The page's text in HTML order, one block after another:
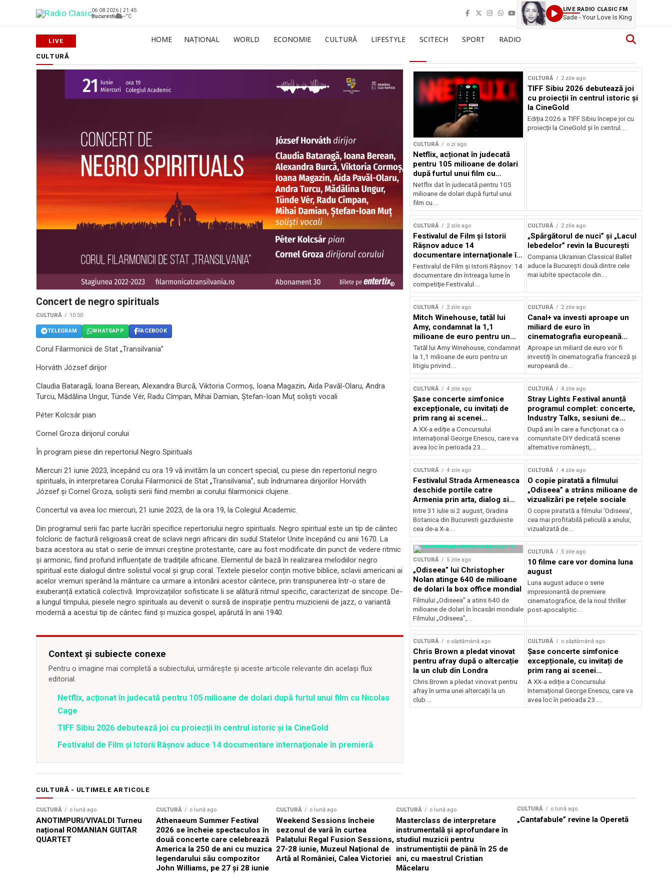
06.08.2026 | 21:45
Bucuresti
--°C
LIVE RADIO CLASIC FM
Sade - Your Love Is King
HOME NAȚIONAL WORLD ECONOMIE CULTURĂ LIFESTYLE SCITECH SPORT RADIO
CULTURĂ
Concert de negro spirituals
CULTURĂ 10:50
TELEGRAM WHATSAPP FACEBOOK
Corul Filarmonicii de Stat „Transilvania”
Horváth József dirijor
Claudia Bataragă, Ioana Berean, Alexandra Burcă, Viktoria Cormoș, Ioana Magazin, Aida Pavăl-Olaru, Andra
Turcu, Mădălina Ungur, Tünde Vér, Radu Cîmpan, Mihai Damian, Ștefan-Ioan Muț solişti vocali
Péter Kolcsár pian
Cornel Groza dirijorul corului
În program piese din repertoriul Negro Spirituals
Miercuri 21 iunie 2023, începând cu ora 19 vă invităm la un concert special, cu piese din repertoriul negro
spirituals, în interpretarea Corului Filarmonicii de Stat „Transilvania”, sub îndrumarea dirijorilor Horváth
József și Cornel Groza, soliștii serii fiind membri ai corului filarmonicii clujene.
Concertul va avea loc miercuri, 21 iunie 2023, de la ora 19, la Colegiul Academic.
Din programul serii fac parte lucrări specifice repertoriului negro spirituals. Negro spiritual este un tip de cântec
folcloric de factură religioasă creat de sclavii negri africani din sudul Statelor Unite începând cu anii 1670. La
baza acestora au stat o serie de imnuri creştine protestante, care au fost modificate din punct de vedere ritmic
şi armonic, fiind profund influențate de tradiţiile africane. Elementul de bază în realizarea melodiilor negro
spiritual este dialogul dintre solistul vocal şi grup coral. Textele pieselor conțin motive biblice, sclavii americani ai
acelor vremuri sperând la mântuire ca urmare a intonării acestor cântece, prin transpunerea într-o stare de
exuberanță extatică colectivă. Improvizațiilor sofisticate li se alătură ritmul specific, caracterizat de sincope. De-
a lungul timpului, piesele negro spirituals au devenit o sursă de inspirație pentru muzicienii de jazz, o variantă
modernă a acestui tip de cântec fiind și muzica gospel, apărută în anii 1940.
Context și subiecte conexe
Pentru o imagine mai completă a subiectului, urmărește și aceste articole relevante din același flux
editorial.
Netflix, acționat în judecată pentru 105 milioane de dolari după furtul unui film cu Nicolas
Cage
TIFF Sibiu 2026 debutează joi cu proiecții în centrul istoric și la CineGold
Festivalul de Film şi Istorii Râşnov aduce 14 documentare internaţionale în premieră
CULTURĂ o zi ago
Netflix, acționat în judecată
pentru 105 milioane de dolari
după furtul unui film cu
Nicolas Cage
Netflix dat în judecată pentru 105
milioane de dolari după furtul unui
film cu...
CULTURĂ 2 zile ago
TIFF Sibiu 2026 debutează joi
cu proiecții în centrul istoric și
la CineGold
Ediția 2026 a TIFF Sibiu începe joi cu
proiecții la CineGold și în centrul...
CULTURĂ 2 zile ago
Festivalul de Film şi Istorii
Râşnov aduce 14
documentare internaţionale în
premieră
Festivalul de Film şi Istorii Râşnov: 14
documentare din întreaga lume în
competiţie Festivalul...
CULTURĂ 2 zile ago
„Spărgătorul de nuci” și „Lacul
lebedelor” revin la București
Compania Ukrainian Classical Ballet
aduce la București două dintre cele
mai iubite spectacole din...
CULTURĂ 2 zile ago
Mitch Winehouse, tatăl lui
Amy, condamnat la 1,1
milioane de euro pentru un
litigiu pierdut
Tatăl lui Amy Winehouse, condamnat
la 1,1 milioane de euro pentru un
litigiu privind...
CULTURĂ 2 zile ago
Canal+ va investi aproape un
miliard de euro în
cinematografia europeană
până în 2032
Aproape un miliard de euro vor fi
investiți în cinematografia franceză și
europeană de...
CULTURĂ 4 zile ago
Șase concerte simfonice
excepționale, cu invitați de
prim rang ai scenei
internaționale și ansambluri
orchestrale românești de
prestigiu, în programul
Concursului Enescu 2026
A XX-a ediție a Concursului
Internațional George Enescu, care va
avea loc în perioada 23...
CULTURĂ 4 zile ago
Stray Lights Festival anunță
programul complet: concerte,
Industry Talks, sesiuni de
audiție și noi opțiuni de
participare pentru public
După ani în care a funcționat ca o
comunitate DIY dedicată scenei
alternative românești,...
CULTURĂ 4 zile ago
Festivalul Strada Armeneasca
deschide portile catre
Armenia prin arta, dialog si
patrimoniu, intre 31 iulie si 2
august, la Gradina Botanica din
Bucuresti
Intre 31 iulie si 2 august, Gradina
Botanica din Bucuresti gazduieste
cea de-a X-a...
CULTURĂ 4 zile ago
O copie piratată a filmului
„Odiseea” a strâns milioane de
vizualizări pe rețele sociale
O copie piratată a filmului 'Odiseea',
cea mai profitabilă peliculă a anului,
vizualizată de...
CULTURĂ 5 zile ago
„Odiseea” lui Christopher
Nolan atinge 640 de milioane
de dolari la box office mondial
Filmului „Odiseea” a atins 640 de
milioane de dolari în încasări mondiale
Filmului „Odiseea”,...
CULTURĂ 5 zile ago
10 filme care vor domina luna
august
Luna august aduce o serie
impresionantă de premiere
cinematografice, de la noul thriller
post-apocaliptic...
CULTURĂ o săptămână ago
Chris Brown a pledat vinovat
pentru afray după o altercație
la un club din Londra
Chris Brown a pledat vinovat pentru
afray în urma unei altercații la un
club...
CULTURĂ o săptămână ago
Șase concerte simfonice
excepționale, cu invitați de
prim rang ai scenei
internaționale și ansambluri
orchestrale românești de
prestigiu, în programul
Concursului Enescu 2026
A XX-a ediție a Concursului
Internațional George Enescu, care va
avea loc în perioada 23...
CULTURĂ - ULTIMELE ARTICOLE
CULTURĂ o lună ago
ANOTIMPURI/VIVALDI Turneu
național ROMANIAN GUITAR
QUARTET
CULTURĂ o lună ago
Athenaeum Summer Festival
2026 se încheie spectaculos în
două concerte care celebrează
America la 250 de ani cu muzica
legendarului său compozitor
John Williams, pe 27 și 28 iunie
CULTURĂ o lună ago
Weekend Sessions încheie
sezonul de vară în curtea
Palatului Regal Fusion Sessions,
27-28 iunie, Muzeul Național de
Artă al României, Calea Victoriei
CULTURĂ o lună ago
Masterclass de interpretare
instrumentală și aprofundare în
studiul muzicii pentru
instrumentiștii de până în 25 de
ani, cu maestrul Cristian
Măcelaru
CULTURĂ o lună ago
„Cantafabule” revine la Operetă